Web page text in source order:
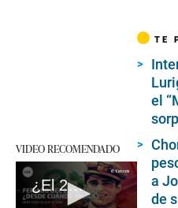
VIDEO RECOMENDADO
¿El 23 de julio será feriado? Aquí te explicamos todo sobre la fecha
TE
el
a
de